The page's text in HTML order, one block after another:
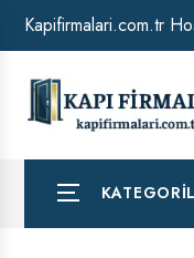
HAKKIMIZDA
BANKA HESAP
Kapifirmalari.com.tr